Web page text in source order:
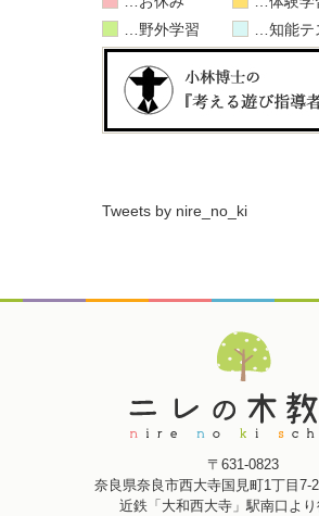
野外学習
知能テ
Tweets by nire_no_ki
〒631-0823
奈良県奈良市西大寺国見町1丁目7-
近鉄「大和西大寺」駅南口よ